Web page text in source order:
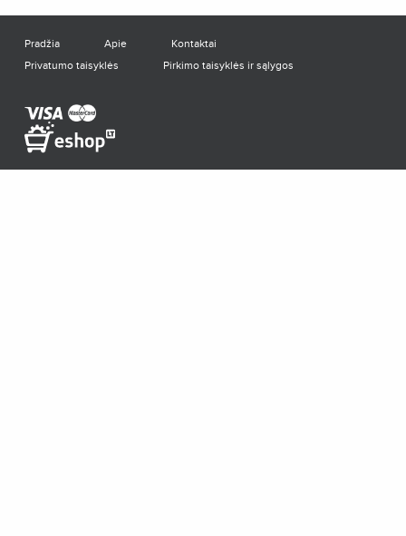
Pradžia Apie
Kontaktai
Privatumo taisyklės
Pirkimo taisyklės ir sąlygos